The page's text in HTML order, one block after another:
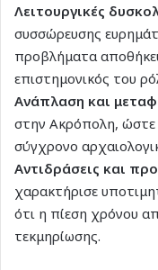
Λειτουργικές
συσσώρευσης
προβλήματα
επιστημονικός του
Ανάπλαση και
στην Ακρόπολη, ώστε
σύγχρονο
Αντιδράσεις και
χαρακτήρισε
ότι η πίεση χρόνου
τεκμηρίωσης.